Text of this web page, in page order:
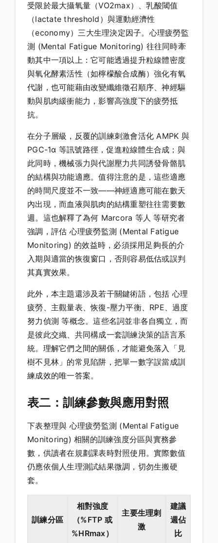
受限於最大攝氧量（VO2max）、乳酸閾值
（lactate threshold）與運動經濟性
（economy）三大生理決定因子。心理疲勞監
測 (Mental Fatigue Monitoring) 往往同時牽
動其中一項以上：它可能透過提升粒線體密度
與氧化酵素活性（如檸檬酸合成酶）強化有氧
代謝，也可能藉由改變纖維徵召順序、神經驅
動與肌肉緩衝能力，影響高強度下的疲勞抵
抗。
在分子層級，反覆的訓練刺激會活化 AMPK 與
PGC-1α 等訊號路徑，促進粒線體生合成；與
此同時，機械張力與代謝壓力共同誘發骨骼肌
的結構與功能適應。值得注意的是，這些適應
的時間尺度並不一致——神經適應可能在數天
內出現，而血液與肌肉的結構重塑往往需要數
週。這也解釋了為何 Marcora 等人 等研究者
強調，評估 心理疲勞監測 (Mental Fatigue
Monitoring) 的效益時，必須採用足夠長的介
入期與適當的恢復窗口，否則容易低估或誤判
其真實效果。
此外，本主題還涉及若干關鍵術語，包括 心理
疲勞、主觀量表、恢復-壓力平衡、RPE、過度
努力偵測 等概念。這些名詞並非各自獨立，而
是彼此交織、共同構成一套訓練決策的語言系
統。理解它們之間的關係，才能避免落入「見
樹不見林」的常見陷阱，把單一數字誤當成訓
練成效的唯一答案。
表二：訓練參數與應用對照
下表整理與 心理疲勞監測 (Mental Fatigue
Monitoring) 相關的訓練強度分區與實務參
數，供讀者在規劃課表時對照使用。實際數值
仍應依個人生理測試結果微調，切勿生搬硬
套。
訓練分區
相對強度
（%FTP 或
%HRmax）
主要生理刺
激
建議
週佔
比